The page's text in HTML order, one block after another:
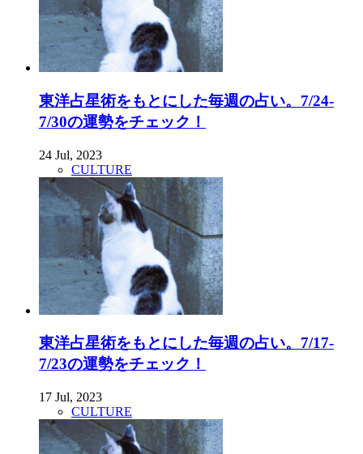
東洋占星術をもとにした毎週の占い。7/24-
7/30の運勢をチェック！
24 Jul, 2023
CULTURE
東洋占星術をもとにした毎週の占い。7/17-
7/23の運勢をチェック！
17 Jul, 2023
CULTURE